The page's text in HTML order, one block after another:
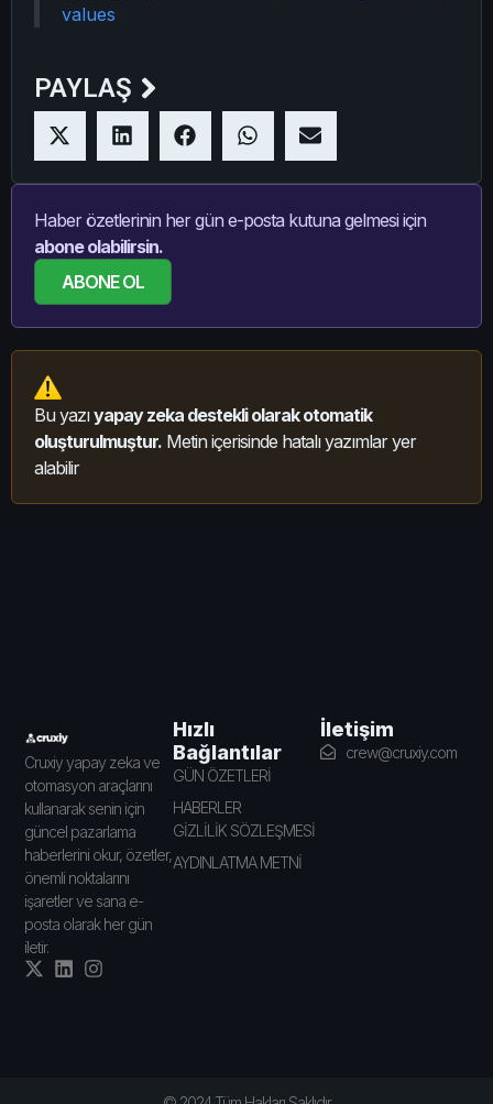
values
PAYLAŞ
Haber özetlerinin her gün e-posta kutuna gelmesi için
abone olabilirsin.
ABONE OL
Bu yazıyapay zeka destekli olarak otomatik
oluşturulmuştur. Metin içerisinde hatalı yazımlar yer
alabilir
Cruxiy yapay zeka ve
otomasyon araçlarını
kullanarak senin için
güncel pazarlama
haberlerini okur, özetler,
önemli noktalarını
işaretler ve sana e-
posta olarak her gün
iletir.
Hızlı
Bağlantılar
GÜN ÖZETLERİ
HABERLER
GİZLİLİK SÖZLEŞMESİ
AYDINLATMA METNİ
İletişim
crew@cruxiy.com